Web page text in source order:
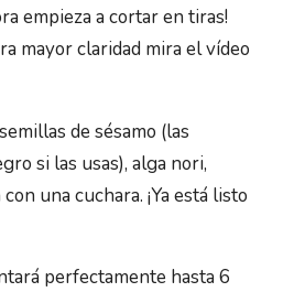
empieza a cortar en tiras!
mayor claridad mira el vídeo
de sésamo (las
si las usas), alga nori,
una cuchara. ¡Ya está listo
perfectamente hasta 6